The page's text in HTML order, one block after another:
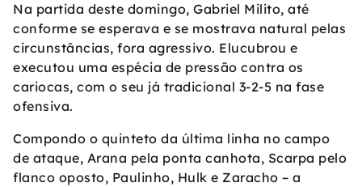
Na partida deste domingo, Gabriel Milito, até
conforme se esperava e se mostrava natural pelas
circunstâncias, fora agressivo. Elucubrou e
executou uma espécia de pressão contra os
cariocas, com o seu já tradicional 3-2-5 na fase
ofensiva.
Compondo o quinteto da última linha no campo
de ataque, Arana pela ponta canhota, Scarpa pelo
flanco oposto, Paulinho, Hulk e Zaracho – a